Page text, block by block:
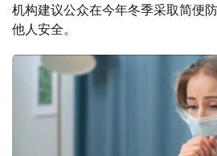
机构建议公众在今年冬季采取简便
他人安全。